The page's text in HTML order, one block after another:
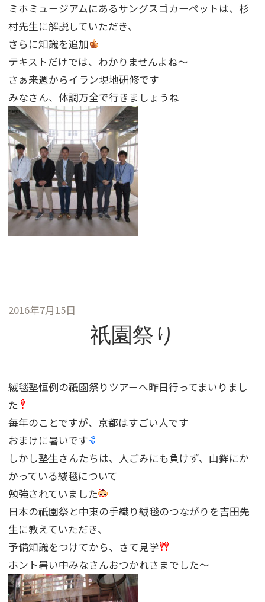
ミホミュージアムにあるサングスゴカーペットは、杉
村先生に解説していただき、
さらに知識を追加
テキストだけでは、わかりませんよね〜
さぁ来週からイラン現地研修です
みなさん、体調万全で行きましょうね
2016年7月15日
祇園祭り
絨毯塾恒例の祇園祭りツアーへ昨日行ってまいりまし
た
毎年のことですが、京都はすごい人です
おまけに暑いです
しかし塾生さんたちは、人ごみにも負けず、山鉾にか
かっている絨毯について
勉強されていました
日本の祇園祭と中東の手織り絨毯のつながりを吉田先
生に教えていただき、
予備知識をつけてから、さて見学
ホント暑い中みなさんおつかれさまでした〜